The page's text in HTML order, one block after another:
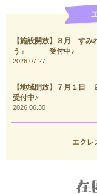
【施設開放】８月 すみ
う」 受付中♪
2026.07.27
【地域開放】７月１
受付中♪
2026.06.30
エクレ